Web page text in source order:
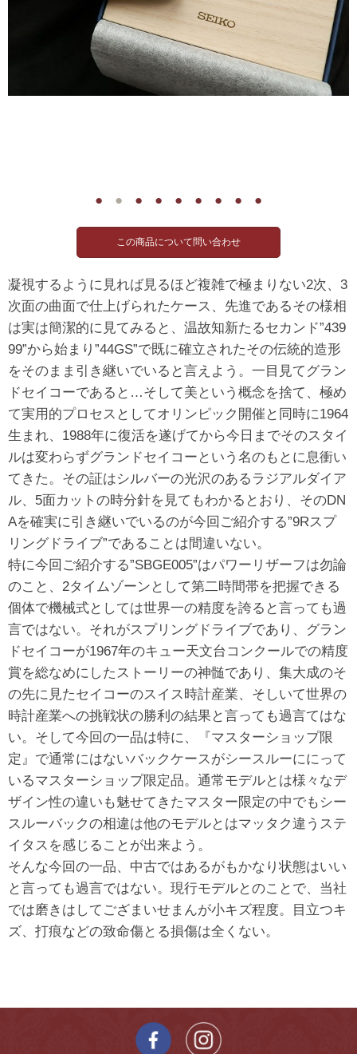
● ● ● ● ● ● ● ● ●
凝視するように見れば見るほど複雑で極まりない2次、3
次面の曲面で仕上げられたケース、先進であるその様相
は実は簡潔的に見てみると、温故知新たるセカンド”439
99”から始まり”44GS”で既に確立されたその伝統的造形
をそのまま引き継いでいると言えよう。一目見てグラン
ドセイコーであると…そして美という概念を捨て、極め
て実用的プロセスとしてオリンピック開催と同時に1964
生まれ、1988年に復活を遂げてから今日までそのスタイ
ルは変わらずグランドセイコーという名のもとに息衝い
てきた。その証はシルバーの光沢のあるラジアルダイア
ル、5面カットの時分針を見てもわかるとおり、そのDN
Aを確実に引き継いでいるのが今回ご紹介する”9Rスプ
リングドライブ”であることは間違いない。
特に今回ご紹介する”SBGE005”はパワーリザーフは勿論
のこと、2タイムゾーンとして第二時間帯を把握できる
個体で機械式としては世界一の精度を誇ると言っても過
言ではない。それがスプリングドライブであり、グラン
ドセイコーが1967年のキュー天文台コンクールでの精度
賞を総なめにしたストーリーの神髄であり、集大成のそ
の先に見たセイコーのスイス時計産業、そしいて世界の
時計産業への挑戦状の勝利の結果と言っても過言てはな
い。そして今回の一品は特に、『マスターショップ限
定』で通常にはないバックケースがシースルーににって
いるマスターショップ限定品。通常モデルとは様々なデ
ザイン性の違いも魅せてきたマスター限定の中でもシー
スルーバックの相違は他のモデルとはマッタク違うステ
イタスを感じることが出来よう。
そんな今回の一品、中古ではあるがもかなり状態はいい
と言っても過言ではない。現行モデルとのことで、当社
では磨きはしてござまいせまんが小キズ程度。目立つキ
ズ、打痕などの致命傷とる損傷は全くない。